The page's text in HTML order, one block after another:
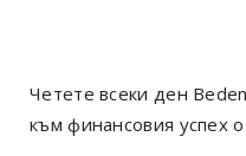
Четете всеки ден
към финансовия успех